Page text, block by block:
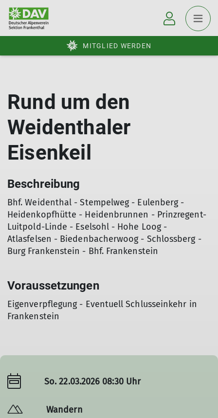
MITGLIED WERDEN
Rund um den
Weidenthaler
Eisenkeil
Beschreibung
Bhf. Weidenthal - Stempelweg - Eulenberg -
Heidenkopfhütte - Heidenbrunnen - Prinzregent-
Luitpold-Linde - Eselsohl - Hohe Loog -
Atlasfelsen - Biedenbacherwoog - Schlossberg -
Burg Frankenstein - Bhf. Frankenstein
Voraussetzungen
Eigenverpflegung - Eventuell Schlusseinkehr in
Frankenstein
So. 22.03.2026 08:30 Uhr
Wandern